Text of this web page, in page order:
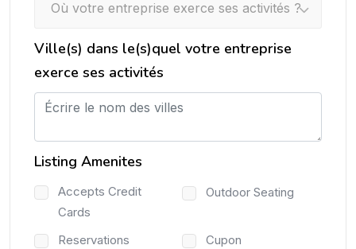
Où votre entreprise exerce ses activités ?
Ville(s) dans le(s)quel votre entreprise
exerce ses activités
Listing Amenites
Accepts Credit
Cards
Outdoor Seating
Reservations
Cupon